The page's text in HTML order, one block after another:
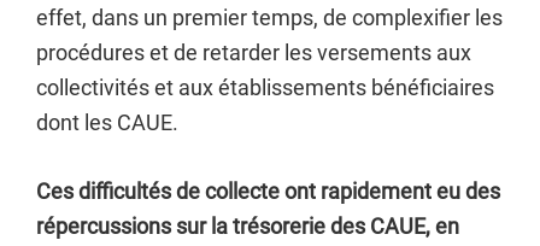
effet, dans un premier temps, de complexifier les
procédures et de retarder les versements aux
collectivités et aux établissements bénéficiaires
dont les CAUE.
Ces difficultés de collecte ont rapidement eu des
répercussions sur la trésorerie des CAUE, en